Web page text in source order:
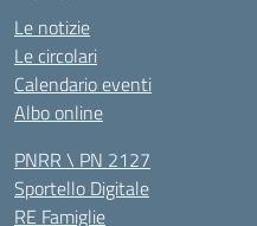
Le notizie
Le circolari
Calendario eventi
Albo online
PNRR \ PN 2127
Sportello Digitale
RE Famiglie